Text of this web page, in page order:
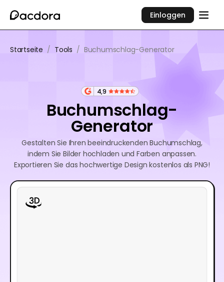
Einloggen
Startseite / Tools / Buchumschlag-Generator
4,9
Buchumschlag-
Generator
Gestalten Sie Ihren beeindruckenden Buchumschlag,
indem Sie Bilder hochladen und Farben anpassen.
Exportieren Sie das hochwertige Design kostenlos als PNG!